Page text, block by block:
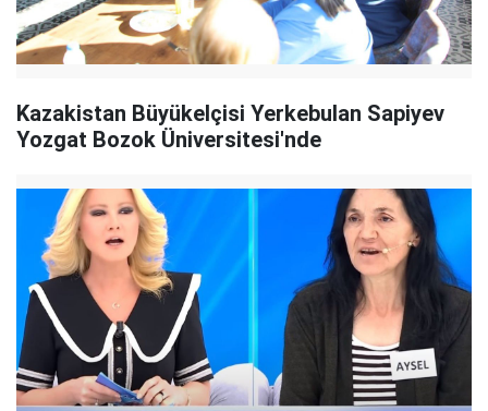
Kazakistan Büyükelçisi Yerkebulan Sapiyev
Yozgat Bozok Üniversitesi'nde